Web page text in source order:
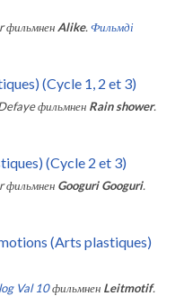
фильмнен Alike. Фильмді
(Cycle 1, 2 et 3)
фильмнен Rain shower.
(Cycle 2 et 3)
фильмнен Googuri Googuri.
(Arts plastiques)
Val 10фильмнен Leitmotif.